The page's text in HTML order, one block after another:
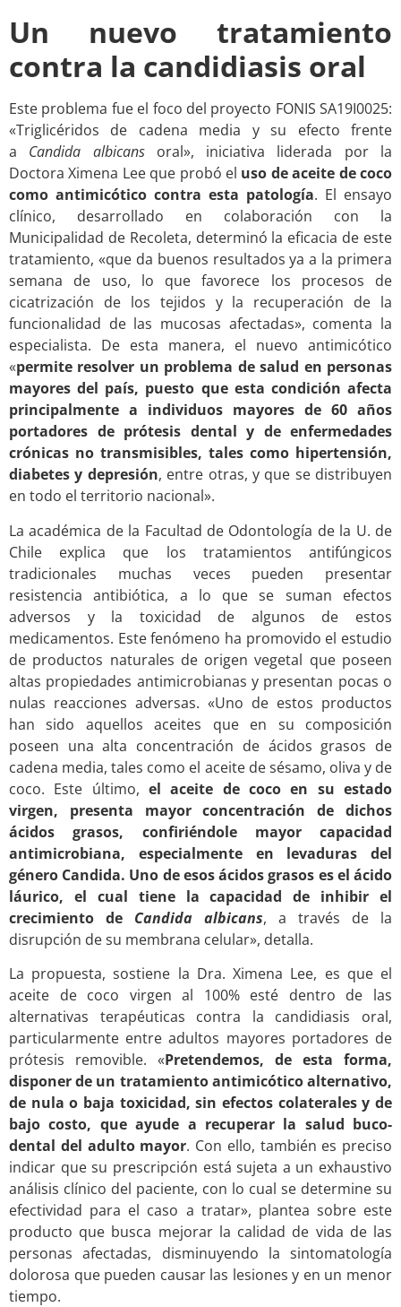
Un nuevo tratamiento
contra la candidiasis oral
Este problema fue el foco del proyecto FONIS SA19I0025:
«Triglicéridos de cadena media y su efecto frente
a Candida albicansoral», iniciativa liderada por la
Doctora Ximena Lee que probó el uso de aceite de coco
como antimicótico contra esta patología. El ensayo
clínico, desarrollado en colaboración con la
Municipalidad de Recoleta, determinó la eficacia de este
tratamiento, «que da buenos resultados ya a la primera
semana de uso, lo que favorece los procesos de
cicatrización de los tejidos y la recuperación de la
funcionalidad de las mucosas afectadas», comenta la
especialista. De esta manera, el nuevo antimicótico
«permite resolver un problema de salud en personas
mayores del país, puesto que esta condición afecta
principalmente a individuos mayores de 60 años
portadores de prótesis dental y de enfermedades
crónicas no transmisibles, tales como hipertensión,
diabetes y depresión, entre otras, y que se distribuyen
en todo el territorio nacional».
La académica de la Facultad de Odontología de la U. de
Chile explica que los tratamientos antifúngicos
tradicionales muchas veces pueden presentar
resistencia antibiótica, a lo que se suman efectos
adversos y la toxicidad de algunos de estos
medicamentos. Este fenómeno ha promovido el estudio
de productos naturales de origen vegetal que poseen
altas propiedades antimicrobianas y presentan pocas o
nulas reacciones adversas. «Uno de estos productos
han sido aquellos aceites que en su composición
poseen una alta concentración de ácidos grasos de
cadena media, tales como el aceite de sésamo, oliva y de
coco. Este último, el aceite de coco en su estado
virgen, presenta mayor concentración de dichos
ácidos grasos, confiriéndole mayor capacidad
antimicrobiana, especialmente en levaduras del
género Candida. Uno de esos ácidos grasos es el ácido
láurico, el cual tiene la capacidad de inhibir el
crecimiento de Candida albicans, a través de la
disrupción de su membrana celular», detalla.
La propuesta, sostiene la Dra. Ximena Lee, es que el
aceite de coco virgen al 100% esté dentro de las
alternativas terapéuticas contra la candidiasis oral,
particularmente entre adultos mayores portadores de
prótesis removible. «Pretendemos, de esta forma,
disponer de un tratamiento antimicótico alternativo,
de nula o baja toxicidad, sin efectos colaterales y de
bajo costo, que ayude a recuperar la salud buco-
dental del adulto mayor. Con ello, también es preciso
indicar que su prescripción está sujeta a un exhaustivo
análisis clínico del paciente, con lo cual se determine su
efectividad para el caso a tratar», plantea sobre este
producto que busca mejorar la calidad de vida de las
personas afectadas, disminuyendo la sintomatología
dolorosa que pueden causar las lesiones y en un menor
tiempo.